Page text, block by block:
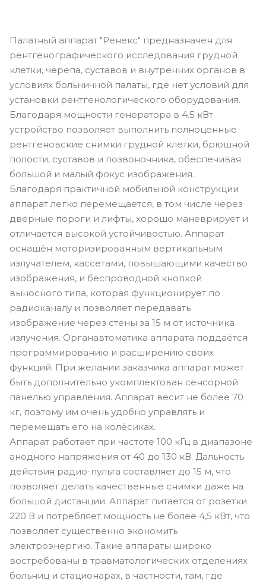
Палатный аппарат "Ренекс" предназначен для
рентгенографического исследования грудной
клетки, черепа, суставов и внутренних органов в
условиях больничной палаты, где нет условий для
установки рентгенологического оборудования.
Благодаря мощности генератора в 4.5 кВт
устройство позволяет выполнить полноценные
рентгеновские снимки грудной клетки, брюшной
полости, суставов и позвоночника, обеспечивая
большой и малый фокус изображения.
Благодаря практичной мобильной конструкции
аппарат легко перемещается, в том числе через
дверные пороги и лифты, хорошо маневрирует и
отличается высокой устойчивостью. Аппарат
оснащён моторизированным вертикальным
излучателем, кассетами, повышающими качество
изображения, и беспроводной кнопкой
выносного типа, которая функционирует по
радиоканалу и позволяет передавать
изображение через стены за 15 м от источника
излучения. Органавтоматика аппарата поддаётся
программированию и расширению своих
функций. При желании заказчика аппарат может
быть дополнительно укомплектован сенсорной
панелью управления. Аппарат весит не более 70
кг, поэтому им очень удобно управлять и
перемещать его на колёсиках.
Аппарат работает при частоте 100 кГц в диапазоне
анодного напряжения от 40 до 130 кВ. Дальность
действия радио-пульта составляет до 15 м, что
позволяет делать качественные снимки даже на
большой дистанции. Аппарат питается от розетки
220 В и потребляет мощность не более 4,5 кВт, что
позволяет существенно экономить
электроэнергию. Такие аппараты широко
востребованы в травматологических отделениях
больниц и стационарах, в частности, там, где